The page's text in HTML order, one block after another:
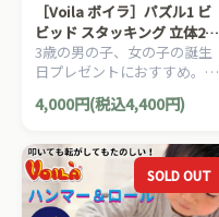
［Voila ボイラ］パズル1 ビ
ビッド スタッキング 立体2層
パズル
3歳の男の子、女の子の誕生
日プレゼントにおすすめ。タ
イの老舗木製玩具メーカー
Voila(ボイラ)の積み木遊びも
す。
4,000円(税込4,400円)
SOLD OUT